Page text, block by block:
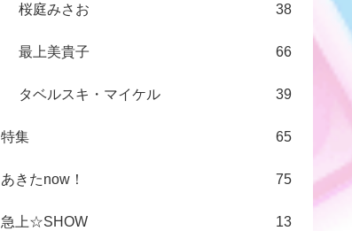
桜庭みさお 38
最上美貴子 66
タベルスキ・マイケル 39
特集 65
あきたnow！ 75
急上☆SHOW 13